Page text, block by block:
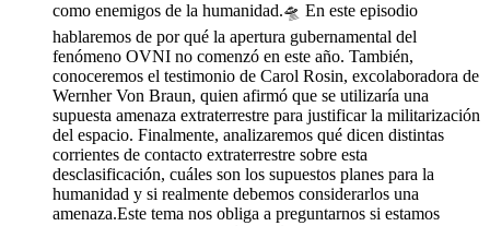
como enemigos de la humanidad.🛸 En este episodio
hablaremos de por qué la apertura gubernamental del
fenómeno OVNI no comenzó en este año. También,
conoceremos el testimonio de Carol Rosin, excolaboradora de
Wernher Von Braun, quien afirmó que se utilizaría una
supuesta amenaza extraterrestre para justificar la militarización
del espacio. Finalmente, analizaremos qué dicen distintas
corrientes de contacto extraterrestre sobre esta
desclasificación, cuáles son los supuestos planes para la
humanidad y si realmente debemos considerarlos una
amenaza.Este tema nos obliga a preguntarnos si estamos